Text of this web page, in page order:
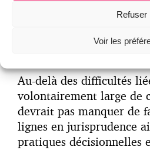
Refuser
Voir les
tout prise de décision
« bande passante »
Au-delà des difficultés
volontairement large de
devrait pas manquer de
lignes en jurisprudence
pratiques décisionnelles